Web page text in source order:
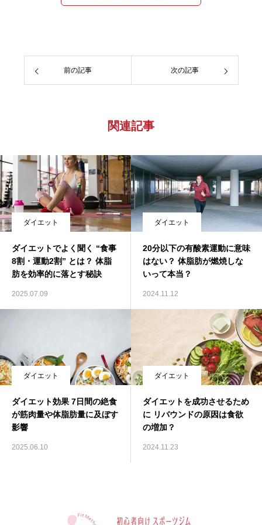
前の記事 次の記事
関連記事
ダイエット
ダイエットでよく聞く “食事
8割・運動2割” とは？ 体脂
肪を効率的に落とす秘訣
2025.07.09
ダイエット
20分以下の有酸素運動に意味
はない？ 体脂肪が燃焼しな
いって本当？
2024.11.12
ダイエット
ダイエット効果 7日間の絶食
が筋肉量や体脂肪量に及ぼす
影響
2025.06.10
ダイエット
ダイエットを成功させるため
に リバウンドの原因は食欲
の増加？
2024.11.23